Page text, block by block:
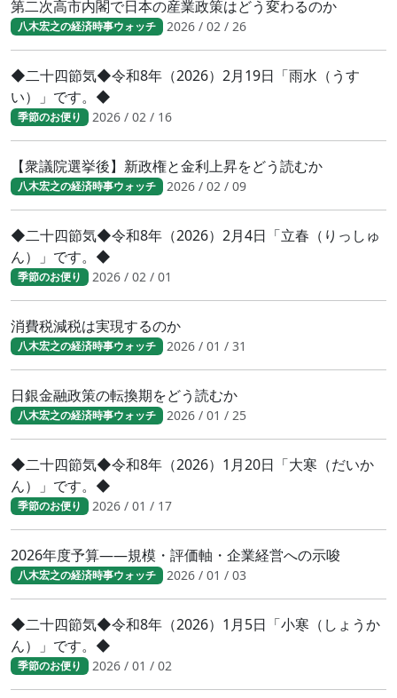
第二次高市内閣で日本の産業政策はどう変わるのか
八木宏之の経済時事ウォッチ 2026 / 02 / 26
◆二十四節気◆令和8年（2026）2月19日「雨水（うす
い）」です。◆
季節のお便り 2026 / 02 / 16
【衆議院選挙後】新政権と金利上昇をどう読むか
八木宏之の経済時事ウォッチ 2026 / 02 / 09
◆二十四節気◆令和8年（2026）2月4日「立春（りっしゅ
ん）」です。◆
季節のお便り 2026 / 02 / 01
消費税減税は実現するのか
八木宏之の経済時事ウォッチ 2026 / 01 / 31
日銀金融政策の転換期をどう読むか
八木宏之の経済時事ウォッチ 2026 / 01 / 25
◆二十四節気◆令和8年（2026）1月20日「大寒（だいか
ん）」です。◆
季節のお便り 2026 / 01 / 17
2026年度予算――規模・評価軸・企業経営への示唆
八木宏之の経済時事ウォッチ 2026 / 01 / 03
◆二十四節気◆令和8年（2026）1月5日「小寒（しょうか
ん）」です。◆
季節のお便り 2026 / 01 / 02